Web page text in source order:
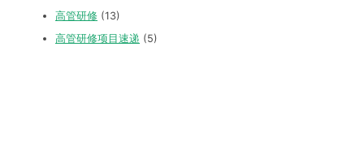
高管研修 (13)
高管研修项目速递 (5)